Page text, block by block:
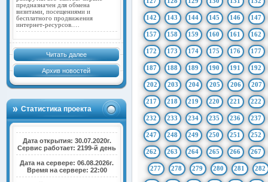
предназначен для обмена
визитами, посещениями и
бесплатного продвижения
интернет-ресурсов.…
Читать далее
Архив новостей
Статистика проекта
Дата открытия: 30.07.2020г.
Сервис работает: 2199-й день
Дата на сервере: 06.08.2026г.
Время на сервере: 22:00
142 143 144 145 146 147
157 158 159 160 161 162
172 173 174 175 176 177
187 188 189 190 191 192
202 203 204 205 206 207
217 218 219 220 221 222
232 233 234 235 236 237
247 248 249 250 251 252
262 263 264 265 266 267
277 278 279 280 281 282